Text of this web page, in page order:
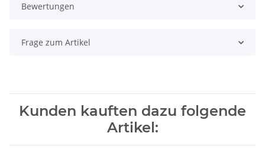
Bewertungen
Frage zum Artikel
Kunden kauften dazu folgende
Artikel: